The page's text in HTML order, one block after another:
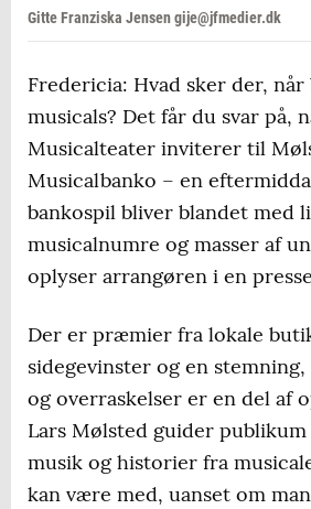
Gitte Franziska Jensen gije@jfmedier.dk
Fredericia: Hvad sker der,
musicals? Det får du svar på,
Musicalteater inviterer til
Musicalbanko – en
bankospil bliver blandet med
musicalnumre og masser af
oplyser arrangøren i en
Der er præmier fra lokale
sidegevinster og en
og overraskelser er en del af
Lars Mølsted guider publikum
musik og historier fra
kan være med, uanset om